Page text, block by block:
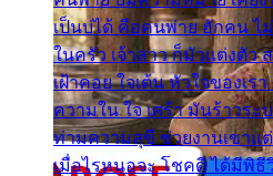
เป็นบ่ได้ คือคนพ่าย ฮักคน ไ
ในครัว เจ้าสาว ก็มัวแต่งตัว
เฝ้าคอย ใจเต้น หัวใจของเร
ความใน ใจ เศร้า มันร้าวร
ท่ามความสุขี ช่วยงานเขาแ
เมื่อไรหนอจะ โชคดี ได้มีพิ